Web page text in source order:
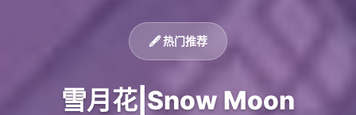
🖋️ 热门推荐
雪月花|Snow Moon